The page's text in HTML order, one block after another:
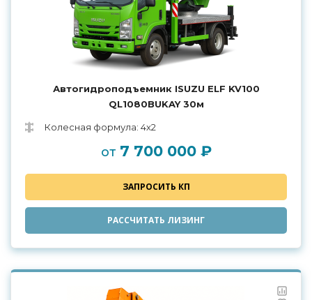
Автогидроподъемник ISUZU ELF KV100
QL1080BUKAY 30м
Колесная формула: 4х2
от 7 700 000 ₽
ЗАПРОСИТЬ КП
РАССЧИТАТЬ ЛИЗИНГ